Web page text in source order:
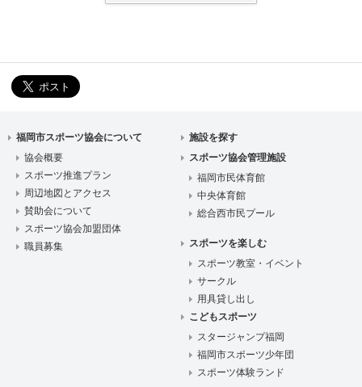
福岡市スポーツ協会について
協会概要
スポーツ推進プラン
周辺地図とアクセス
賛助会について
スポーツ協会加盟団体
職員募集
施設を探す
スポーツ協会管理施設
福岡市民体育館
中央体育館
総合西市民プール
スポーツを楽しむ
スポーツ教室・イベント
サークル
用具貸し出し
こどもスポーツ
スタージャンプ福岡
福岡市スポーツ少年団
スポーツ体験ランド